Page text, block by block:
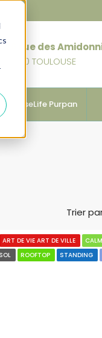
76 rue des
31000 TOULOUSE
Purpan
Trier
ART DE VIE ART DE VILLE
ROOFTOP STANDING